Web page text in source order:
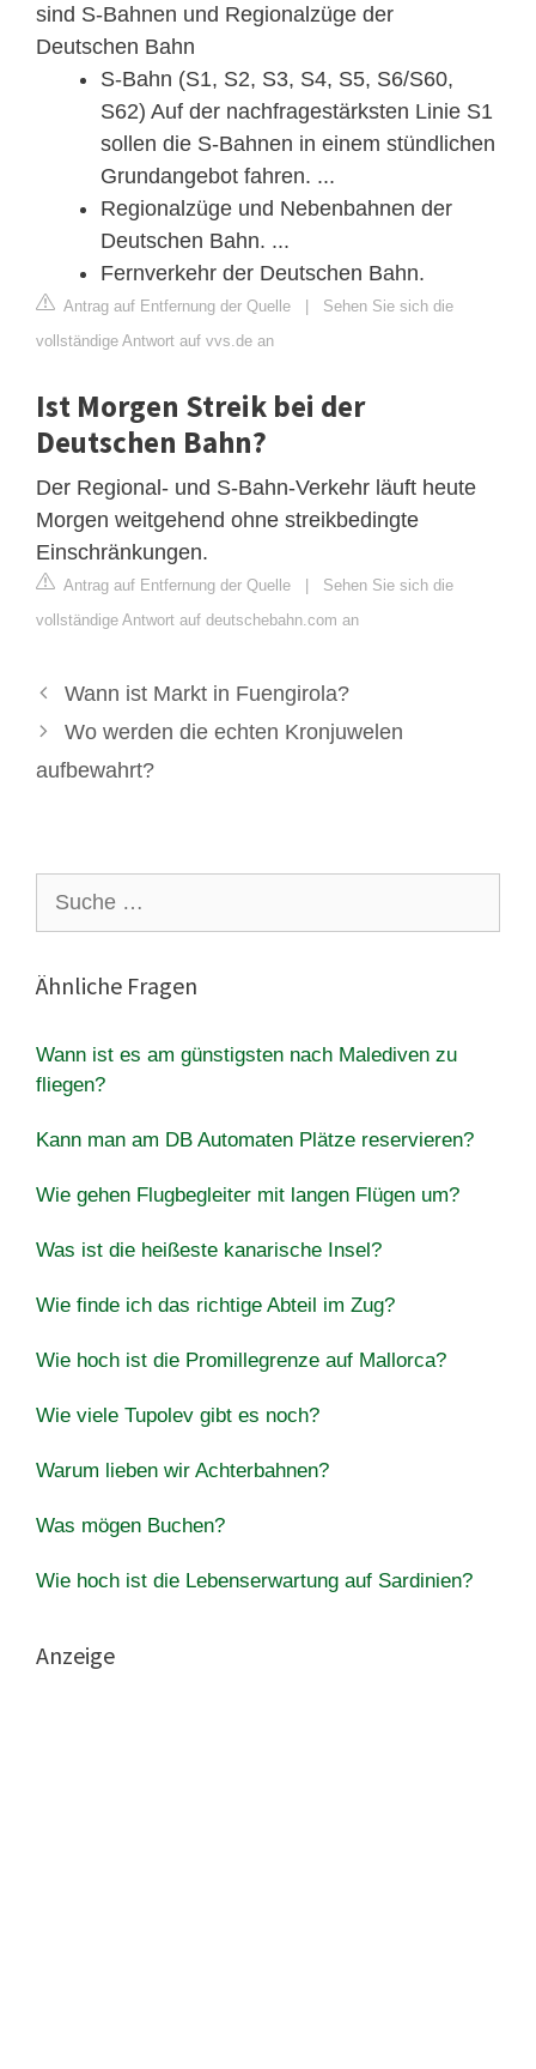
sind S-Bahnen und Regionalzüge der
Deutschen Bahn
S-Bahn (S1, S2, S3, S4, S5, S6/S60,
S62) Auf der nachfragestärksten Linie S1
sollen die S-Bahnen in einem stündlichen
Grundangebot fahren. ...
Regionalzüge und Nebenbahnen der
Deutschen Bahn. ...
Fernverkehr der Deutschen Bahn.
Antrag auf Entfernung der Quelle | Sehen Sie sich die
vollständige Antwort auf vvs.de an
Ist Morgen Streik bei der
Deutschen Bahn?
Der Regional- und S-Bahn-Verkehr läuft heute
Morgen weitgehend ohne streikbedingte
Einschränkungen.
Antrag auf Entfernung der Quelle | Sehen Sie sich die
vollständige Antwort auf deutschebahn.com an
Wann ist Markt in Fuengirola?
Wo werden die echten Kronjuwelen
aufbewahrt?
nach:
Ähnliche Fragen
Wann ist es am günstigsten nach Malediven zu
fliegen?
Kann man am DB Automaten Plätze reservieren?
Wie gehen Flugbegleiter mit langen Flügen um?
Was ist die heißeste kanarische Insel?
Wie finde ich das richtige Abteil im Zug?
Wie hoch ist die Promillegrenze auf Mallorca?
Wie viele Tupolev gibt es noch?
Warum lieben wir Achterbahnen?
Was mögen Buchen?
Wie hoch ist die Lebenserwartung auf Sardinien?
Anzeige